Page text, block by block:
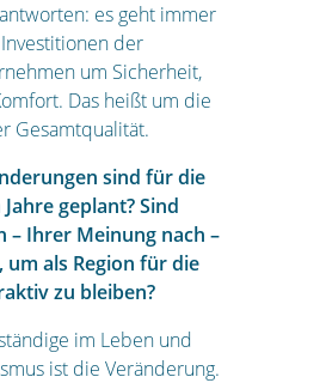
es geht immer
der
um Sicherheit,
Das heißt um die
Gesamtqualität.
sind für die
geplant? Sind
– Ihrer Meinung nach –
um als Region für die
zu bleiben?
im Leben und
ist die Veränderung.